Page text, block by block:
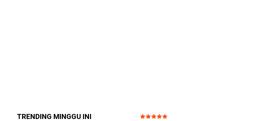
TRENDING MINGGU INI